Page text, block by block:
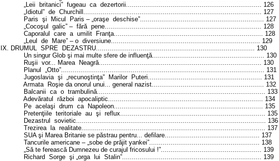
„Leii
britanici” fugeau ca dezertorii...................................................................... 126
„Idiotul” de Churchill ............................................................................................ 127
Paris şi Micul Paris – „oraşe deschise”................................................................ 127
„Cocoşul
galic” – fără pene................................................................................. 128
Caporalul
care a umilit Franţa............................................................................. 128
„Leul
de Mare” – o diversiune............................................................................. 129
IX. DRUMUL SPRE DEZASTRU.................................................................................. 130
Un singur Glob şi mai multe sfere de influenţă.......................................................... 130
Ruşii vor... Marea Neagră.................................................................................... 130
Planul
„Otto”......................................................................................................... 131
Jugoslavia şi „recunoştinţa” Marilor Puteri........................................................... 131
Armata
Roşie da onorul unui... general nazist.......................................................... 132
Balcanii ca o trambulină....................................................................................... 133
Adevăratul
război apocaliptic................................................................................ 134
Pe acelaşi drum ca Napoleon............................................................................. 135
Pretenţiile teritoriale au şi reflux........................................................................... 135
Dezastrul
sovietic.................................................................................................. 136
Trezirea
la realitate............................................................................................... 137
SUA şi Marea Britanie se păstrau pentru... defilare................................................. 137
Tancurile americane – „sobe de prăjit yankei”......................................................... 138
„Să te ferească Dumnezeu de curajul fricosului !”.................................................... 139
Richard Sorge şi „orga lui Stalin”........................................................................ 139